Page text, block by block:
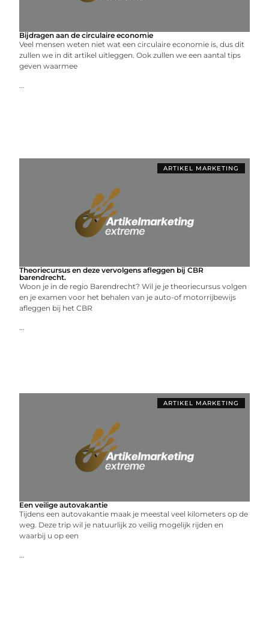
Bijdragen aan de circulaire economie
Veel mensen weten niet wat een circulaire economie is, dus dit
zullen we in dit artikel uitleggen. Ook zullen we een aantal tips
geven waarmee
...
ARTIKEL MARKETING
Theoriecursus en deze vervolgens afleggen bij CBR
barendrecht.
Woon je in de regio Barendrecht? Wil je je theoriecursus volgen
en je examen voor het behalen van je auto-of motorrijbewijs
afleggen bij het CBR
...
ARTIKEL MARKETING
Een veilige autovakantie
Tijdens een autovakantie maak je meestal veel kilometers op de
weg. Deze trip wil je natuurlijk zo veilig mogelijk rijden en
waarbij u op een
...